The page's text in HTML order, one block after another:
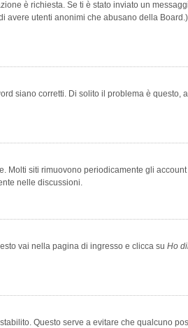
è richiesta. Se ti è stato inviato un
utenti anonimi che abusano della
siano corretti. Di solito il problema è
siti rimuovono periodicamente gli
nelle discussioni.
vai nella pagina di ingresso e clicca su Ho
Questo serve a evitare che qualcuno